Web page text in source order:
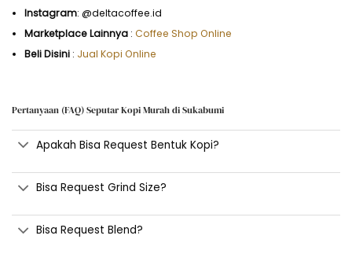
Instagram: @deltacoffee.id
Marketplace Lainnya :Coffee Shop Online
Beli Disini : Jual Kopi Online
Pertanyaan (FAQ) Seputar Kopi Murah di Sukabumi
Apakah Bisa Request Bentuk Kopi?
Bisa Request Grind Size?
Bisa Request Blend?